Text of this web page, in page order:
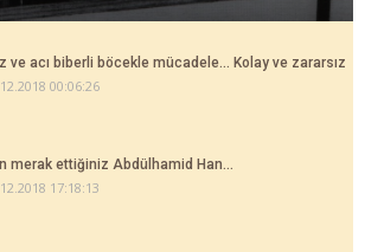
ve acı biberli böcekle mücadele... Kolay ve zararsız
00:06:26
merak ettiğiniz Abdülhamid Han...
17:18:13